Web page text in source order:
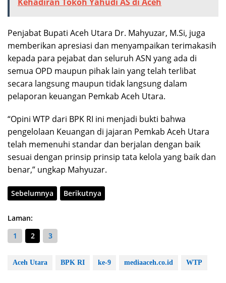
Penjabat Bupati Aceh Utara Dr. Mahyuzar, M.Si, juga
memberikan apresiasi dan menyampaikan terimakasih
kepada para pejabat dan seluruh ASN yang ada di
semua OPD maupun pihak lain yang telah terlibat
secara langsung maupun tidak langsung dalam
pelaporan keuangan Pemkab Aceh Utara.
“Opini WTP dari BPK RI ini menjadi bukti bahwa
pengelolaan Keuangan di jajaran Pemkab Aceh Utara
telah memenuhi standar dan berjalan dengan baik
sesuai dengan prinsip prinsip tata kelola yang baik dan
benar,” ungkap Mahyuzar.
Sebelumnya Berikutnya
Laman:
1
2 3
Aceh Utara BPK RI ke-9 mediaaceh.co.id WTP